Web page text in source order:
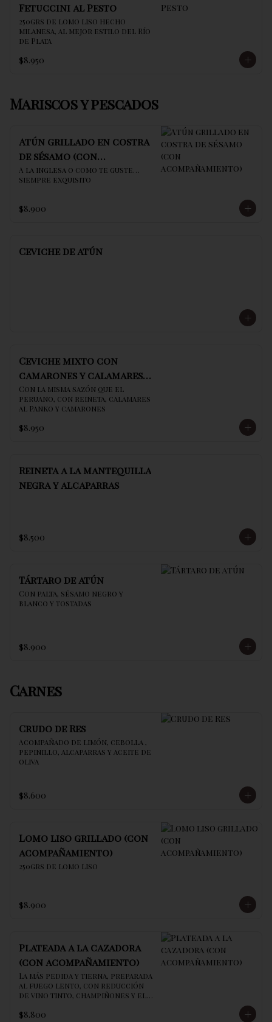
Fetuccini al Pesto
250grs de lomo liso hecho
milanesa, al mejor estilo del Río
de Plata
$8.950
Mariscos y pescados
Atún grillado en costra
de sésamo (con
acompañamiento)
A la inglesa o como te guste…
siempre exquisito
$8.900
Ceviche de atún
Ceviche mixto con
camarones y calamares
al panko
Con la misma sazón que el
peruano, con reineta, calamares
al Panko y camarones
$8.950
Reineta a la mantequilla
negra y alcaparras
$8.500
Tártaro de atún
Con palta, sésamo negro y
blanco y tostadas
$8.900
Carnes
Crudo de Res
Acompañado de limón, cebolla ,
pepinillo, alcaparras y aceite de
oliva
$8.600
Lomo liso grillado (con
acompañamiento)
250grs de lomo liso
$8.900
Plateada a la cazadora
(con acompañamiento)
La más pedida y tierna, preparada
al fuego lento, con reducción
de vino tinto, champiñones y el
$8.800